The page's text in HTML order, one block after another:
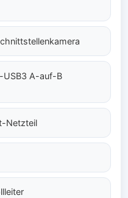
A-auf-B
Netzteil